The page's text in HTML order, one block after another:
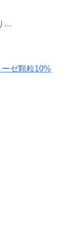
…
ーゼ顆粒10%